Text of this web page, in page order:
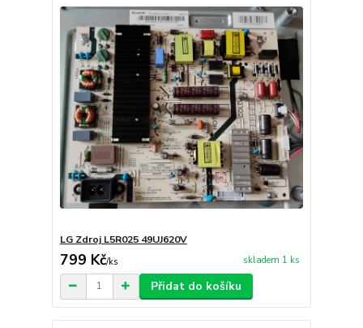
LG Zdroj L5R025 49UJ620V
799 Kč/ks skladem 1 ks
Přidat do košíku